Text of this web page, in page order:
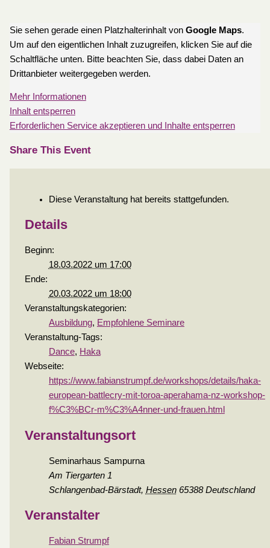
Sie sehen gerade einen Platzhalterinhalt von Google Maps.
Um auf den eigentlichen Inhalt zuzugreifen, klicken Sie auf die
Schaltfläche unten. Bitte beachten Sie, dass dabei Daten an
Drittanbieter weitergegeben werden.
Mehr Informationen
Inhalt entsperren
Erforderlichen Service akzeptieren und Inhalte entsperren
Share This Event
Diese Veranstaltung hat bereits stattgefunden.
Details
Beginn:
18.03.2022 um 17:00
Ende:
20.03.2022 um 18:00
Veranstaltungskategorien:
Ausbildung, Empfohlene Seminare
Veranstaltung-Tags:
Dance, Haka
Webseite:
https://www.fabianstrumpf.de/workshops/details/haka-
european-battlecry-mit-toroa-aperahama-nz-workshop-
f%C3%BCr-m%C3%A4nner-und-frauen.html
Veranstaltungsort
Seminarhaus Sampurna
Am Tiergarten 1
Schlangenbad-Bärstadt, Hessen 65388 Deutschland
Veranstalter
Fabian Strumpf